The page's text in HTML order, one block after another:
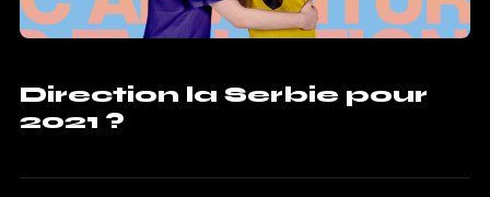
Direction la Serbie pour
2021 ?